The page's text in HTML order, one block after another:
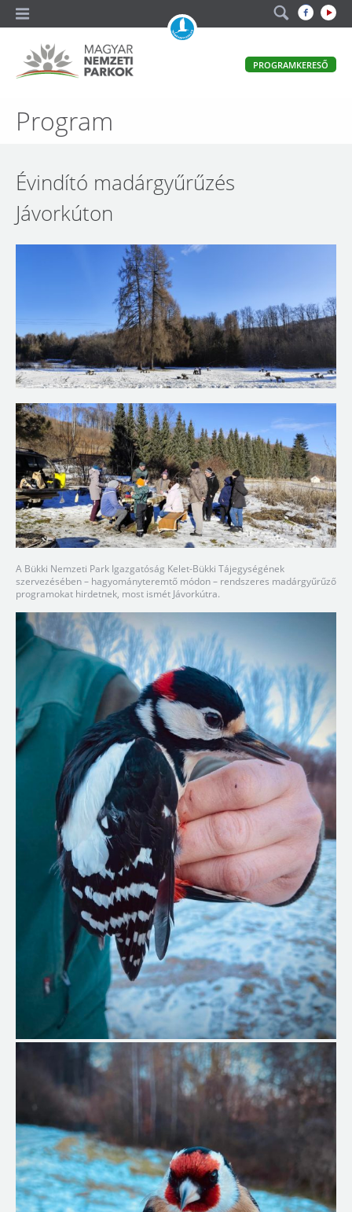
Magyar
Parkok
PROGRAMKERESŐ
Program
Évindító madárgyűrűzés
Jávorkúton
A Bükki Nemzeti Park Igazgatóság Kelet-Bükki Tájegységének
szervezésében – hagyományteremtő módon – rendszeres madárgyűrűző
programokat hirdetnek, most ismét Jávorkútra.